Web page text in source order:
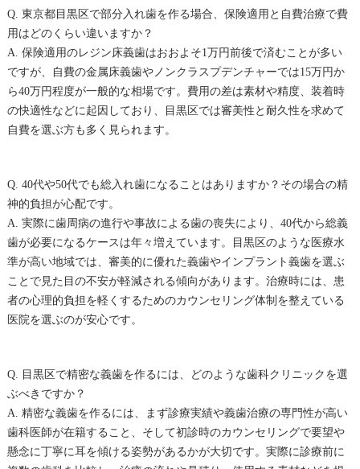
Q. 東京都目黒区で部分入れ歯を作る場合、保険適用と自費治療で費
用はどのくらい違いますか？
A. 保険適用のレジン床義歯はおおよそ1万円前後で済むことが多い
ですが、自費の金属床義歯やノンクラスプデンチャーでは15万円か
ら40万円程度が一般的な相場です。費用の差は素材や精度、装着時
の快適性などに起因しており、目黒区では審美性と耐久性を求めて
自費を選ぶ方も多く見られます。
Q. 40代や50代でも総入れ歯になることはありますか？その場合の精
神的負担が心配です。
A. 実際に歯周病の進行や事故による歯の喪失により、40代から総義
歯が必要になるケースは年々増えています。目黒区のような医療水
準が高い地域では、審美的に優れた義歯やインプラント義歯を選ぶ
ことで見た目の不安が軽減される傾向があります。治療時には、患
者の心理的負担を軽くするためのカウンセリング体制を整えている
医院を選ぶのが安心です。
Q. 目黒区で精密な義歯を作るには、どのような歯科クリニックを選
ぶべきですか？
A. 精密な義歯を作るには、まず診療実績や義歯治療の専門性が高い
歯科医師が在籍すること、そして初診時のカウンセリングで要望や
懸念に丁寧に耳を傾ける姿勢があるかが大切です。実際に診療前に